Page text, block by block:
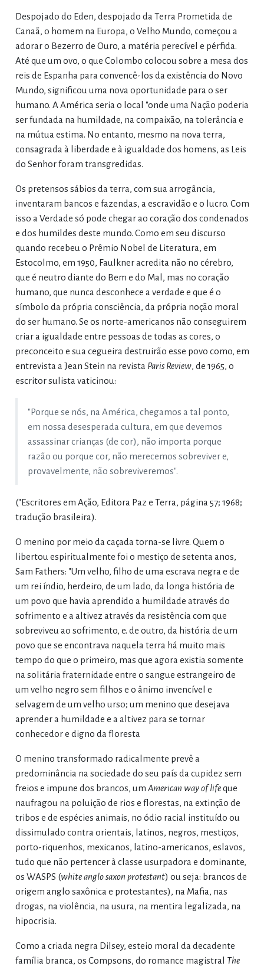
Despojado do Eden, despojado da Terra Prometida de
Canaã, o homem na Europa, o Velho Mundo, começou a
adorar o Bezerro de Ouro, a matéria perecível e pérfida.
Até que um ovo, o que Colombo colocou sobre a mesa dos
reis de Espanha para convencê-los da existência do Novo
Mundo, significou uma nova oportunidade para o ser
humano. A América seria o local "onde uma Nação poderia
ser fundada na humildade, na compaixão, na tolerância e
na mútua estima. No entanto, mesmo na nova terra,
consagrada à liberdade e à igualdade dos homens, as Leis
do Senhor foram transgredidas.
Os pretensos sábios da terra, com sua arrogância,
inventaram bancos e fazendas, a escravidão e o lucro. Com
isso a Verdade só pode chegar ao coração dos condenados
e dos humildes deste mundo. Como em seu discurso
quando recebeu o Prêmio Nobel de Literatura, em
Estocolmo, em 1950, Faulkner acredita não no cérebro,
que é neutro diante do Bem e do Mal, mas no coração
humano, que nunca desconhece a verdade e que é o
símbolo da própria consciência, da própria noção moral
do ser humano. Se os norte-americanos não conseguirem
criar a igualdade entre pessoas de todas as cores, o
preconceito e sua cegueira destruirão esse povo como, em
entrevista a Jean Stein na revista Paris Review, de 1965, o
escritor sulista vaticinou:
"Porque se nós, na América, chegamos a tal ponto,
em nossa desesperada cultura, em que devemos
assassinar crianças (de cor), não importa porque
razão ou porque cor, não merecemos sobreviver e,
provavelmente, não sobreviveremos".
("Escritores em Ação, Editora Paz e Terra, página 57; 1968;
tradução brasileira).
O menino por meio da caçada torna-se livre. Quem o
libertou espiritualmente foi o mestiço de setenta anos,
Sam Fathers: "Um velho, filho de uma escrava negra e de
um rei índio, herdeiro, de um lado, da longa história de
um povo que havia aprendido a humildade através do
sofrimento e a altivez através da resistência com que
sobreviveu ao sofrimento, e. de outro, da história de um
povo que se encontrava naquela terra há muito mais
tempo do que o primeiro, mas que agora existia somente
na solitária fraternidade entre o sangue estrangeiro de
um velho negro sem filhos e o ânimo invencível e
selvagem de um velho urso; um menino que desejava
aprender a humildade e a altivez para se tornar
conhecedor e digno da floresta
O menino transformado radicalmente prevê a
predominância na sociedade do seu país da cupidez sem
freios e impune dos brancos, um American way of lifeque
naufragou na poluição de rios e florestas, na extinção de
tribos e de espécies animais, no ódio racial instituído ou
dissimulado contra orientais, latinos, negros, mestiços,
porto-riquenhos, mexicanos, latino-americanos, eslavos,
tudo que não pertencer à classe usurpadora e dominante,
os WASPS (white anglo saxon protestant) ou seja: brancos de
origem anglo saxônica e protestantes), na Mafia, nas
drogas, na violência, na usura, na mentira legalizada, na
hipocrisia.
Como a criada negra Dilsey, esteio moral da decadente
família branca, os Compsons, do romance magistral The